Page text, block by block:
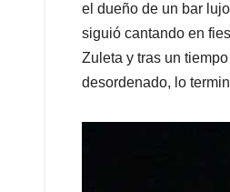
el dueño de un bar
siguió cantando en
Zuleta y tras un
desordenado, lo